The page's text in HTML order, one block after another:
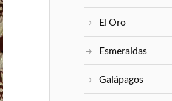
El Oro
Esmeraldas
Galápagos